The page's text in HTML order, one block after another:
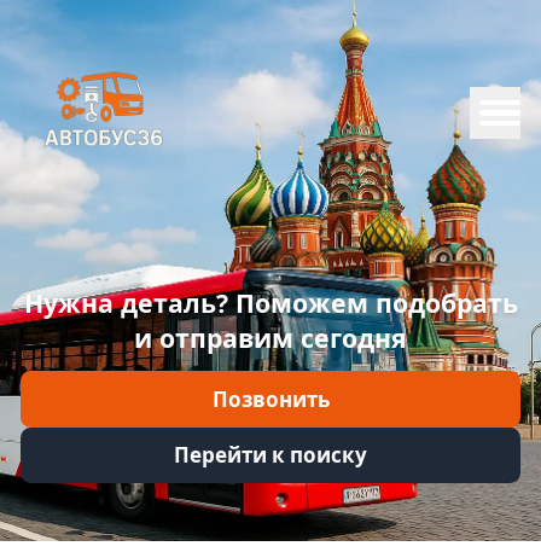
Нужна деталь? Поможем подобрать
и отправим сегодня
Позвонить
Перейти к поиску
Меню
Главная
Каталог
Марки
Информация